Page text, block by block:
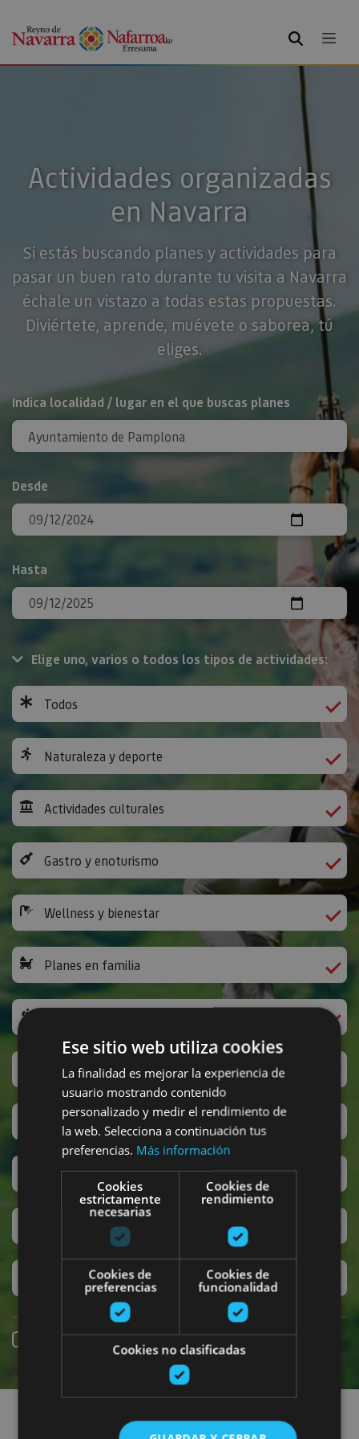
BUSCAR
Actividades organizadas
en Navarra
Si estás buscando planes y actividades para
pasar un buen rato durante tu visita a Navarra
échale un vistazo a todas estas propuestas.
Diviértete, aprende, muévete o saborea, tú
eliges.
BUSCAR
Indica localidad / lugar en el que buscas planes
Desde
Hasta
Elige uno, varios o todos los tipos de actividades:
Todos
Naturaleza y deporte
Actividades culturales
Gastro y enoturismo
Wellness y bienestar
Planes en familia
Ocio y diversión
San Fermín
Accesibilidad
Turismo regenerativo
Experiencias exclusivas
Reserva online
Encuentra planes
Ese sitio web utiliza cookies
La finalidad es mejorar la experiencia de
usuario mostrando contenido
personalizado y medir el rendimiento de
la web. Selecciona a continuación tus
preferencias. Más información
Cookies
estrictamente
necesarias
Cookies de
rendimiento
Cookies de
preferencias
Cookies de
funcionalidad
Cookies no clasificadas